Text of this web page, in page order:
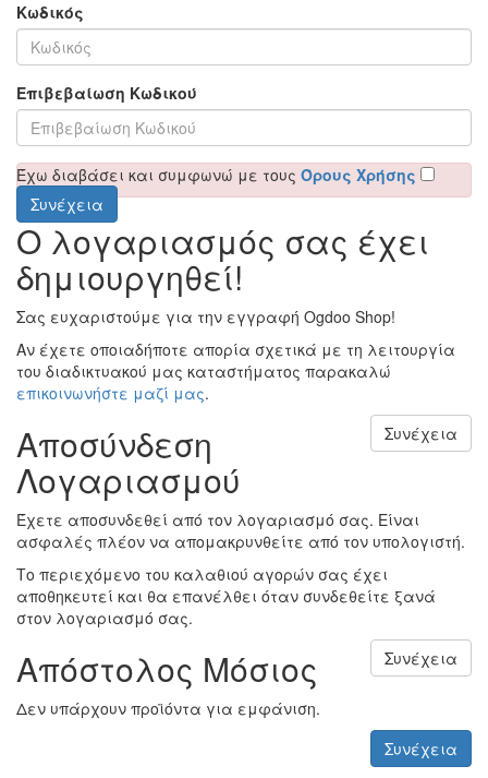
Κωδικός
Επιβεβαίωση Κωδικού
Έχω διαβάσει και συμφωνώ με τους Όρους Χρήσης
Ο λογαριασμός σας έχει
δημιουργηθεί!
Σας ευχαριστούμε για την εγγραφή Ogdoo Shop!
Αν έχετε οποιαδήποτε απορία σχετικά με τη λειτουργία
του διαδικτυακού μας καταστήματος παρακαλώ
επικοινωνήστε μαζί μας.
Συνέχεια
Αποσύνδεση
Λογαριασμού
Έχετε αποσυνδεθεί από τον λογαριασμό σας. Είναι
ασφαλές πλέον να απομακρυνθείτε από τον υπολογιστή.
Το περιεχόμενο του καλαθιού αγορών σας έχει
αποθηκευτεί και θα επανέλθει όταν συνδεθείτε ξανά
στον λογαριασμό σας.
Συνέχεια
Απόστολος Μόσιος
Δεν υπάρχουν προϊόντα για εμφάνιση.
Συνέχεια